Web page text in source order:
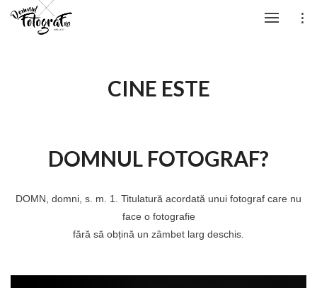
CINE ESTE
DOMNUL FOTOGRAF?
DOMN, domni, s. m. 1. Titulatură acordată unui fotograf care nu
face o fotografie
fără să obțină un zâmbet larg deschis.